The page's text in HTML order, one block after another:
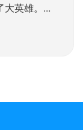
大英雄。...